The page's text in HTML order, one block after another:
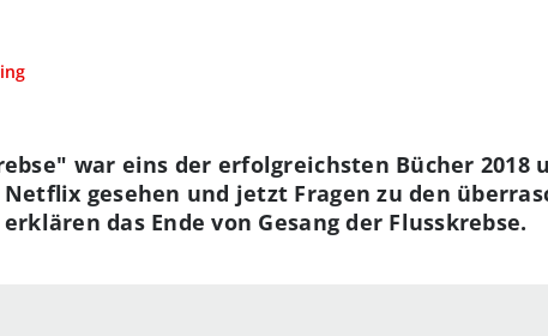
war eins der erfolgreichsten Bücher 2018
gesehen und jetzt Fragen zu den
das Ende von Gesang der Flusskrebse.